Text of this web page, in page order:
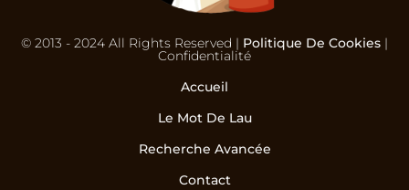
© 2013 - 2024 All Rights Reserved | Politique De Cookies |
Confidentialité
Accueil
Le Mot De Lau
Recherche Avancée
Contact